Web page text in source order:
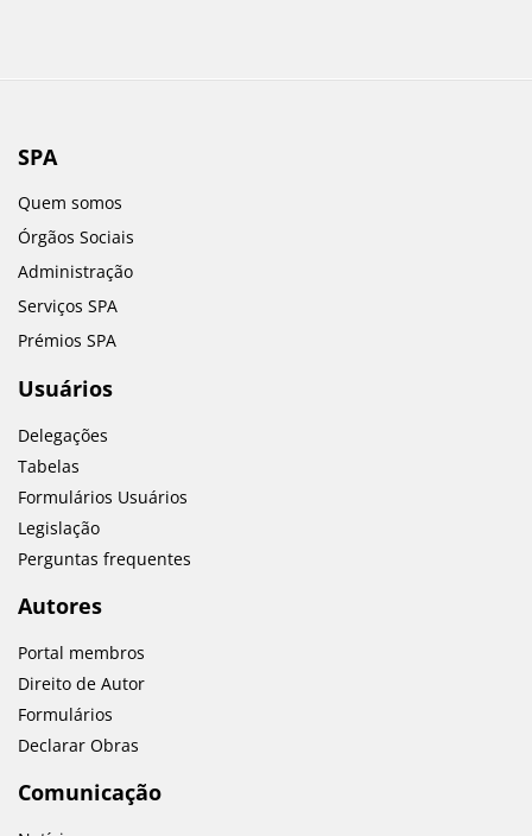
SPA
Quem somos
Órgãos Sociais
Administração
Serviços SPA
Prémios SPA
Usuários
Delegações
Tabelas
Formulários Usuários
Legislação
Perguntas frequentes
Autores
Portal membros
Direito de Autor
Formulários
Declarar Obras
Comunicação